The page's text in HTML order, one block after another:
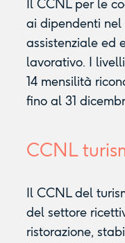
Il CCNL per le
ai dipendenti nel
assistenziale ed
lavorativo. I
14 mensilità
fino al 31
CCNL
Il CCNL del
del settore
ristorazione,